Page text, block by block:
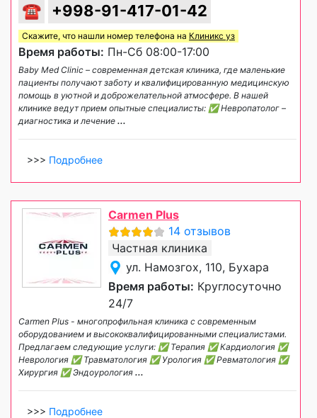
☎ +998-91-417-01-42
Скажите, что нашли номер телефона на Клиникс уз
Время работы: Пн-Сб 08:00-17:00
Baby Med Clinic – современная детская клиника, где маленькие
пациенты получают заботу и квалифицированную медицинскую
помощь в уютной и доброжелательной атмосфере. В нашей
клинике ведут прием опытные специалисты: ✅ Невропатолог –
диагностика и лечение ...
>>> Подробнее
Carmen Plus
14 отзывов
Частная клиника
ул. Намозгох, 110, Бухара
Время работы: Круглосуточно
24/7
Carmen Plus - многопрофильная клиника с современным
оборудованием и высококвалифицированными специалистами.
Предлагаем следующие услуги: ✅ Терапия ✅ Кардиология ✅
Неврология ✅ Травматология ✅ Урология ✅ Ревматология ✅
Хирургия ✅ Эндоурология ...
>>> Подробнее